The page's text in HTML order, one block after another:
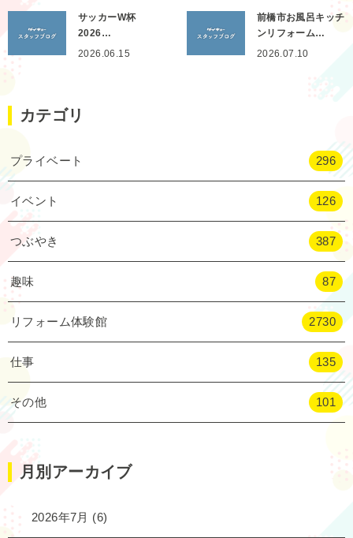
サッカーW杯
2026…
2026.06.15
前橋市お風呂キッチ
ンリフォーム…
2026.07.10
カテゴリ
プライベート 296
イベント 126
つぶやき 387
趣味 87
リフォーム体験館 2730
仕事 135
その他 101
月別アーカイブ
2026年7月 (6)